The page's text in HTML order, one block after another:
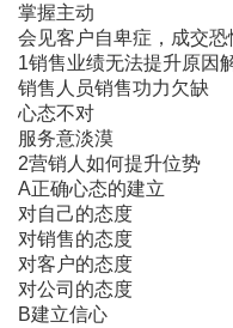
掌握主动
会见客户自卑症，成交
1销售业绩无法提升原因
销售人员销售功力欠缺
心态不对
服务意淡漠
2营销人如何提升位势
A正确心态的建立
对自己的态度
对销售的态度
对客户的态度
对公司的态度
B建立信心